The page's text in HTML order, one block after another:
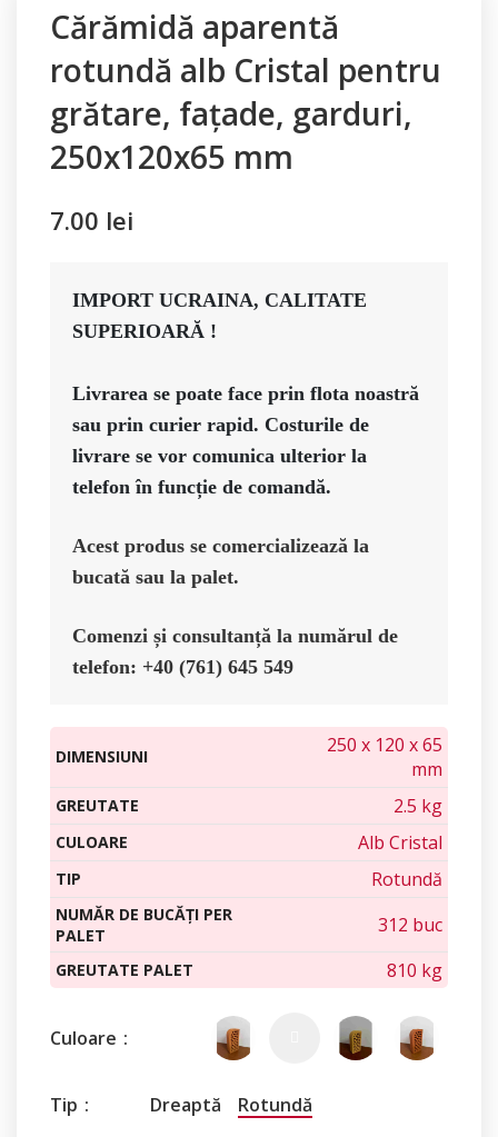
Cărămidă aparentă
rotundă alb Cristal pentru
grătare, fațade, garduri,
250x120x65 mm
7.00 lei
IMPORT UCRAINA, CALITATE
SUPERIOARĂ !
Livrarea se poate face prin flota noastră
sau prin curier rapid. Costurile de
livrare se vor comunica ulterior la
telefon în funcție de comandă.
Acest produs se comercializează la
bucată sau la palet.
Comenzi și consultanță la numărul de
telefon: +40 (761) 645 549
DIMENSIUNI
250 x 120 x 65
mm
GREUTATE 2.5 kg
CULOARE Alb Cristal
TIP Rotundă
NUMĂR DE BUCĂȚI PER
PALET
312 buc
GREUTATE PALET 810 kg
Culoare
Tip Dreaptă Rotundă